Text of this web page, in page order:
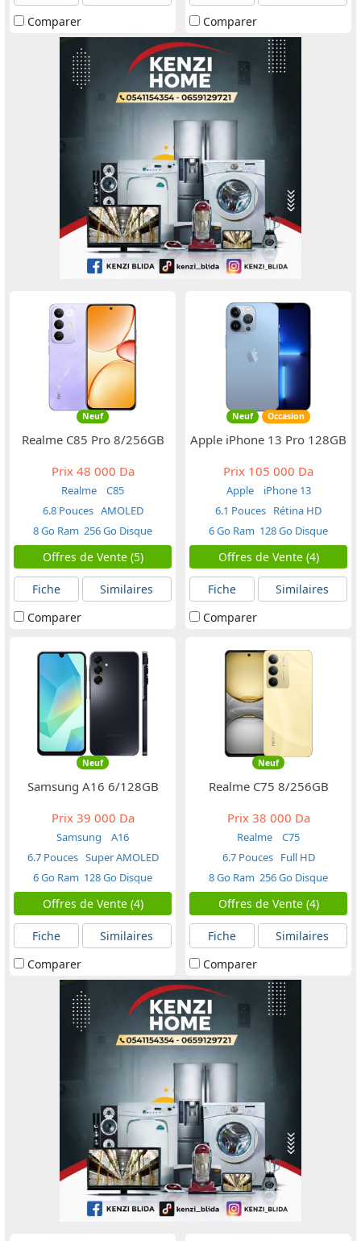
Comparer
Comparer
Neuf
Realme C85 Pro 8/256GB
Prix48 000 Da
Realme
C85
6.8 Pouces AMOLED
8 Go Ram 256 Go Disque
Offres de Vente (5)
Fiche
Similaires
Comparer
Neuf Occasion
Apple iPhone 13 Pro 128GB
Prix 105 000 Da
Apple
iPhone 13
6.1 Pouces Rétina HD
6 Go Ram 128 Go Disque
Offres de Vente (4)
Fiche
Similaires
Comparer
Neuf
Samsung A16 6/128GB
Prix39 000 Da
Samsung
A16
6.7 Pouces Super AMOLED
6 Go Ram 128 Go Disque
Offres de Vente (4)
Fiche
Similaires
Comparer
Neuf
Realme C75 8/256GB
Prix38 000 Da
Realme
C75
6.7 Pouces Full HD
8 Go Ram 256 Go Disque
Offres de Vente (4)
Fiche
Similaires
Comparer